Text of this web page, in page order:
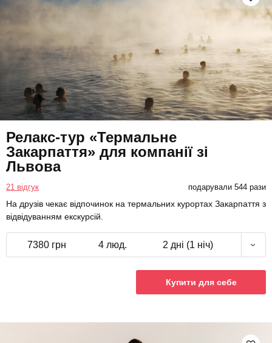
Релакс-тур «Термальне
Закарпаття» для компанії зі
Львова
21 відгук подарували 544 рази
На друзів чекає відпочинок на термальних курортах Закарпаття з
відвідуванням екскурсій.
7380 грн 4 люд. 2 дні (1 ніч)
Купити для себе